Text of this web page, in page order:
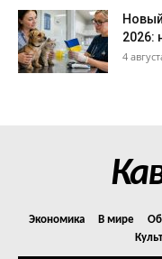
2026:
4
Экономика В мире